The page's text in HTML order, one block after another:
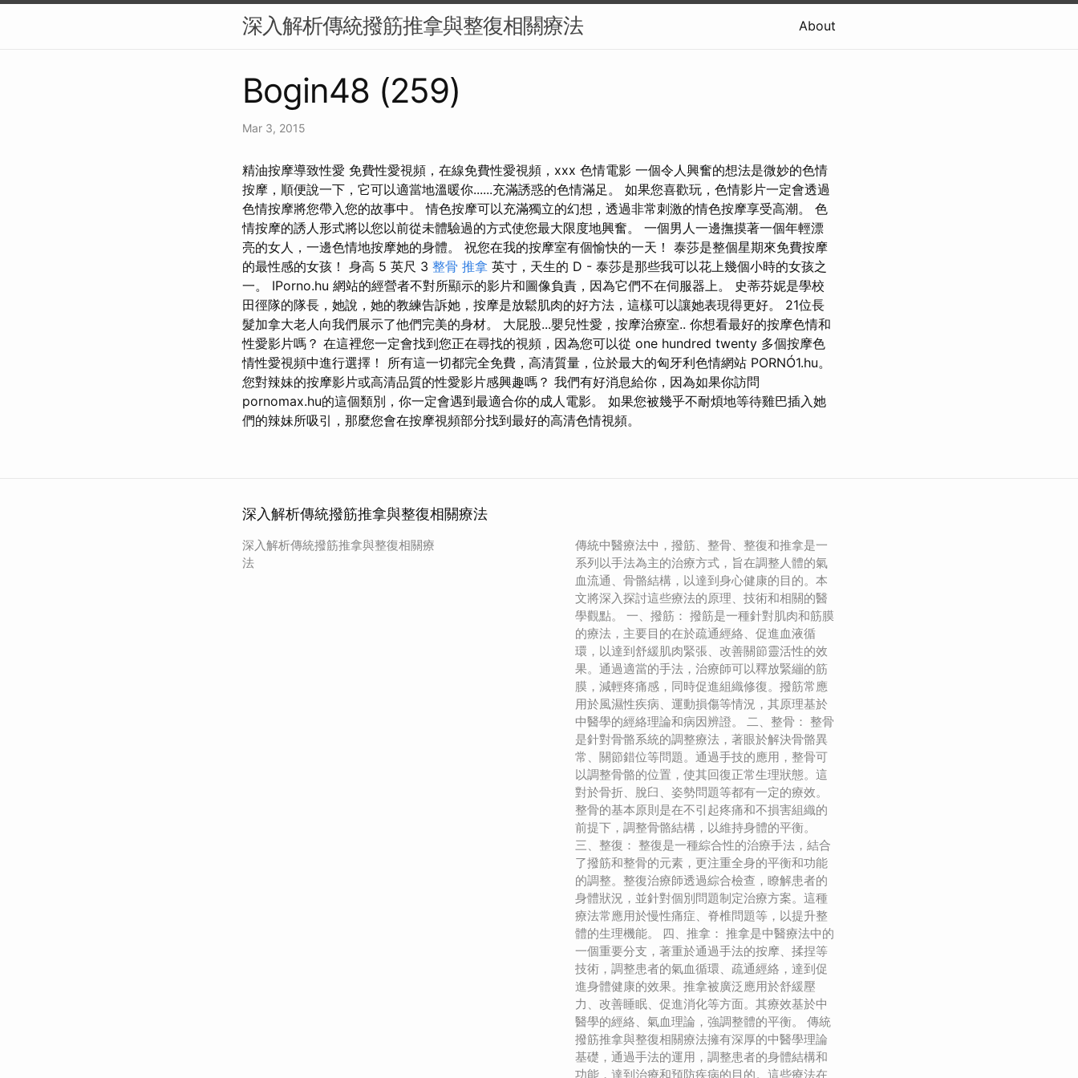
深入解析傳統撥筋推拿與整復相關療法 About
Bogin48 (259)
Mar 3, 2015
精油按摩導致性愛️ 免費性愛視頻，在線免費性愛視頻，xxx 色情電影 一個令人興奮的想法是微妙的色情
按摩，順便說一下，它可以適當地溫暖你......充滿誘惑的色情滿足。 如果您喜歡玩，色情影片一定會透過
色情按摩將您帶入您的故事中。 情色按摩可以充滿獨立的幻想，透過非常刺激的情色按摩享受高潮。 色
情按摩的誘人形式將以您以前從未體驗過的方式使您最大限度地興奮。 一個男人一邊撫摸著一個年輕漂
亮的女人，一邊色情地按摩她的身體。 祝您在我的按摩室有個愉快的一天！ 泰莎是整個星期來免費按摩
的最性感的女孩！ 身高 5 英尺 3 整骨 推拿 英寸，天生的 D - 泰莎是那些我可以花上幾個小時的女孩之
一。 IPorno.hu 網站的經營者不對所顯示的影片和圖像負責，因為它們不在伺服器上。 史蒂芬妮是學校
田徑隊的隊長，她說，她的教練告訴她，按摩是放鬆肌肉的好方法，這樣可以讓她表現得更好。 21位長
髮加拿大老人向我們展示了他們完美的身材。 大屁股...嬰兒性愛，按摩治療室.. 你想看最好的按摩色情和
性愛影片嗎？ 在這裡您一定會找到您正在尋找的視頻，因為您可以從 one hundred twenty 多個按摩色
情性愛視頻中進行選擇！ 所有這一切都完全免費，高清質量，位於最大的匈牙利色情網站 PORNÓ1.hu。
您對辣妹的按摩影片或高清品質的性愛影片感興趣嗎？ 我們有好消息給你，因為如果你訪問
pornomax.hu的這個類別，你一定會遇到最適合你的成人電影。 如果您被幾乎不耐煩地等待雞巴插入她
們的辣妹所吸引，那麼您會在按摩視頻部分找到最好的高清色情視頻。
深入解析傳統撥筋推拿與整復相關療法
深入解析傳統撥筋推拿與整復相關療
法
傳統中醫療法中，撥筋、整骨、整復和推拿是一
系列以手法為主的治療方式，旨在調整人體的氣
血流通、骨骼結構，以達到身心健康的目的。本
文將深入探討這些療法的原理、技術和相關的醫
學觀點。 一、撥筋： 撥筋是一種針對肌肉和筋膜
的療法，主要目的在於疏通經絡、促進血液循
環，以達到舒緩肌肉緊張、改善關節靈活性的效
果。通過適當的手法，治療師可以釋放緊繃的筋
膜，減輕疼痛感，同時促進組織修復。撥筋常應
用於風濕性疾病、運動損傷等情況，其原理基於
中醫學的經絡理論和病因辨證。 二、整骨： 整骨
是針對骨骼系統的調整療法，著眼於解決骨骼異
常、關節錯位等問題。通過手技的應用，整骨可
以調整骨骼的位置，使其回復正常生理狀態。這
對於骨折、脫臼、姿勢問題等都有一定的療效。
整骨的基本原則是在不引起疼痛和不損害組織的
前提下，調整骨骼結構，以維持身體的平衡。
三、整復： 整復是一種綜合性的治療手法，結合
了撥筋和整骨的元素，更注重全身的平衡和功能
的調整。整復治療師透過綜合檢查，瞭解患者的
身體狀況，並針對個別問題制定治療方案。這種
療法常應用於慢性痛症、脊椎問題等，以提升整
體的生理機能。 四、推拿： 推拿是中醫療法中的
一個重要分支，著重於通過手法的按摩、揉捏等
技術，調整患者的氣血循環、疏通經絡，達到促
進身體健康的效果。推拿被廣泛應用於舒緩壓
力、改善睡眠、促進消化等方面。其療效基於中
醫學的經絡、氣血理論，強調整體的平衡。 傳統
撥筋推拿與整復相關療法擁有深厚的中醫學理論
基礎，通過手法的運用，調整患者的身體結構和
功能，達到治療和預防疾病的目的。這些療法在